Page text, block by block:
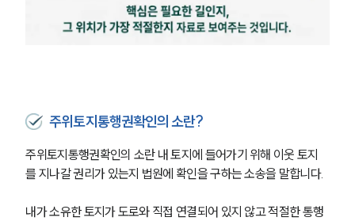
주위토지통행권확인의 소란?
주위토지통행권확인의 소란 내 토지에 들어가기 위해 이웃 토지
를 지나갈 권리가 있는지 법원에 확인을 구하는 소송을 말합니다.
내가 소유한 토지가 도로와 직접 연결되어 있지 않고 적절한 통행